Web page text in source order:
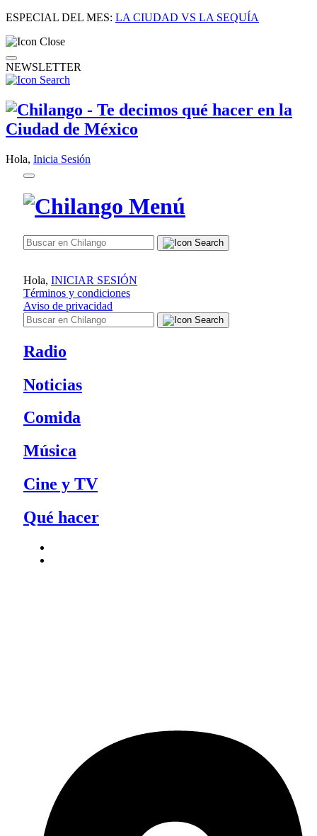
ESPECIAL DEL MES: LA CIUDAD VS LA SEQUÍA
NEWSLETTER
Hola, Inicia Sesión
Hola, INICIAR SESIÓN
Términos y condiciones
Aviso de privacidad
Radio
Noticias
Comida
Música
Cine y TV
Qué hacer